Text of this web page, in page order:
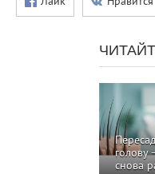
голову
снова